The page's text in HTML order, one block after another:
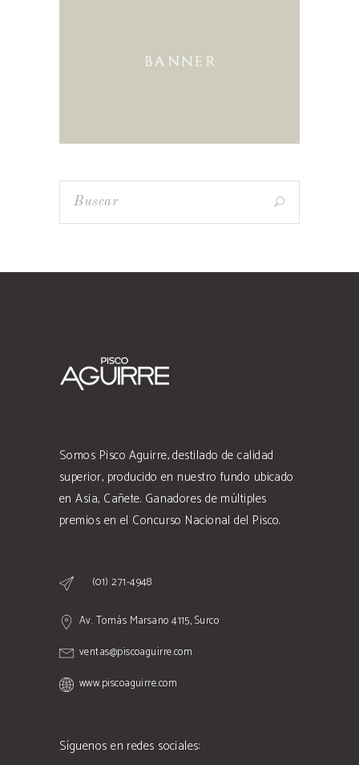
Somos Pisco Aguirre, destilado de calidad
superior, producido en nuestro fundo ubicado
en Asia, Cañete. Ganadores de múltiples
premios en el Concurso Nacional del Pisco.
(01) 271-4948
Av. Tomás Marsano 4115, Surco
ventas@piscoaguirre.com
www.piscoaguirre.com
Síguenos en redes sociales: